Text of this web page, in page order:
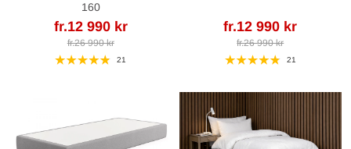
160
fr.12 990 kr
fr.26 990 kr
21
fr.12 990 kr
fr.26 990 kr
21